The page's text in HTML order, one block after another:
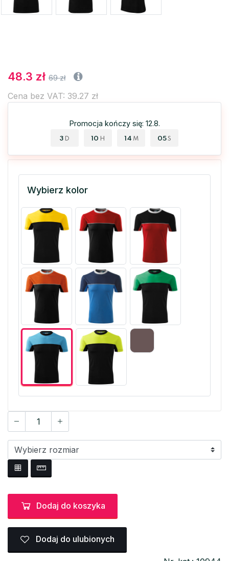
48.3 zł 69 zł
Cena bez VAT: 39.27 zł
Promocja kończy się: 12.8.
3 D 10 H 14 M 05S
Wybierz kolor
Dodaj do koszyka
Dodaj do ulubionych